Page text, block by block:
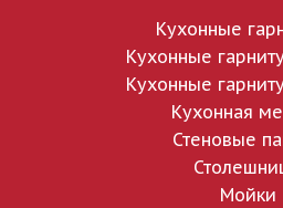
Кухонные
Кухонные
Кухонные
Кухонная
Стеновые
Мойки